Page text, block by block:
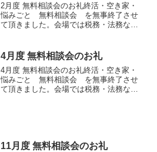
2月度 無料相談会のお礼終活・空き家・
悩みごと 無料相談会 を無事終了させ
て頂きました。会場では税務・法務など
談を受ける事が出来ました。ご参加あり
がとうございました。無...
4月度 無料相談会のお礼
4月度 無料相談会のお礼終活・空き家・
悩みごと 無料相談会 を無事終了させ
て頂きました。会場では税務・法務など
11月度 無料相談会のお礼